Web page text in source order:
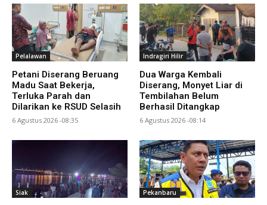
Pelalawan
Petani Diserang Beruang
Madu Saat Bekerja,
Terluka Parah dan
Dilarikan ke RSUD Selasih
6 Agustus 2026 -08:35
Indragiri Hilir
Dua Warga Kembali
Diserang, Monyet Liar di
Tembilahan Belum
Berhasil Ditangkap
6 Agustus 2026 -08:14
Siak Pekanbaru